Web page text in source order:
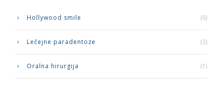
Hollywood smile (6)
Lečejne paradentoze (3)
Oralna hirurgija (1)